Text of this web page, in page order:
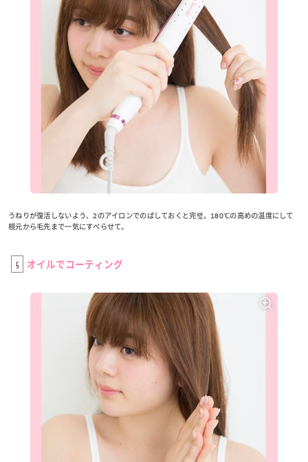
うねりが復活しないよう、2のアイロンでのばしておくと完璧。180℃の高めの温度にして
根元から毛先まで一気にすべらせて。
5 オイルでコーティング